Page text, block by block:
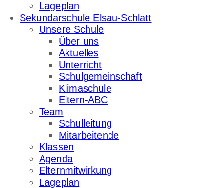
Lageplan
Sekundarschule Elsau-Schlatt
Unsere Schule
Über uns
Aktuelles
Unterricht
Schulgemeinschaft
Klimaschule
Eltern-ABC
Team
Schulleitung
Mitarbeitende
Klassen
Agenda
Elternmitwirkung
Lageplan